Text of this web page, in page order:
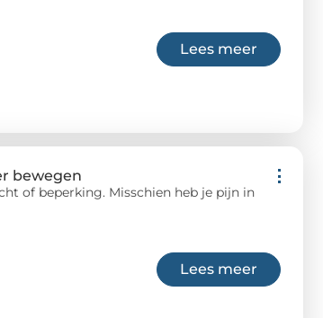
Lees meer
bewegen
of beperking. Misschien heb je pijn in
Lees meer